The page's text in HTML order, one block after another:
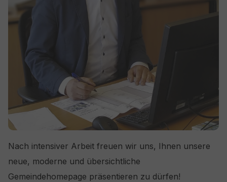
Nach intensiver Arbeit freuen wir uns, Ihnen unsere
neue, moderne und übersichtliche
Gemeindehomepage präsentieren zu dürfen!